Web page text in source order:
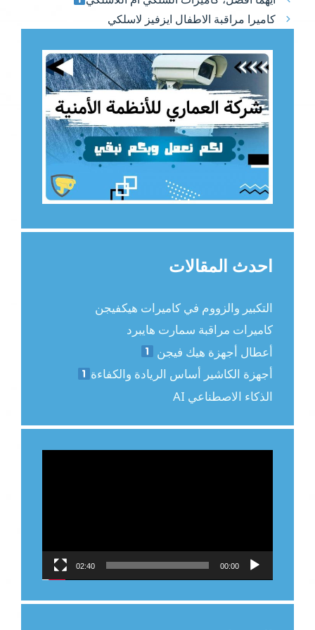
كاميرا مراقبة الاطفال ايزفيز لاسلكي
احدث المقالات
التكبير والزووم في كاميرات هيكفيجن
كاميرات مراقبة سمارت هايبرد
أعطال أجهزة هيك فيجن
أجهزة الكاشير أساس الريادة والكفاءة
الذكاء الاصطناعي AI
00:00
02:40